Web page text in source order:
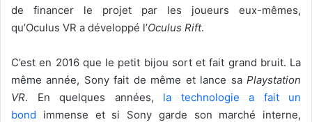
de financer le projet par les joueurs eux-mêmes,
qu’Oculus VR a développé l’Oculus Rift.
C’est en 2016 que le petit bijou sort et fait grand bruit. La
même année, Sony fait de même et lance sa Playstation
VR. En quelques années, la technologie a fait un
bond immense et si Sony garde son marché interne,